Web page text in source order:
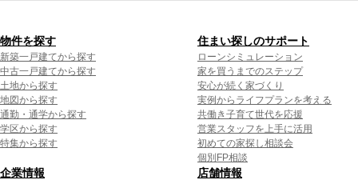
物件を探す
新築一戸建てから探す
中古一戸建てから探す
土地から探す
地図から探す
通勤・通学から探す
学区から探す
特集から探す
住まい探しのサポート
ローンシミュレーション
家を買うまでのステップ
安心が続く家づくり
実例からライフプランを考える
共働き子育て世代を応援
営業スタッフを上手に活用
初めての家探し相談会
個別FP相談
企業情報 店舗情報